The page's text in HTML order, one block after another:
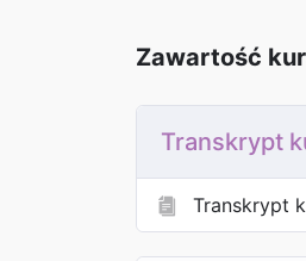
Zawartość
Transkrypt
Transkrypt